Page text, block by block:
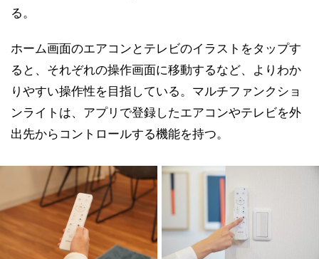
る。
ホーム画面のエアコンとテレビのイラストをタップす
ると、それぞれの操作画面に移動するなど、よりわか
りやすい操作性を目指している。マルチファンクショ
ンライトは、アプリで登録したエアコンやテレビを外
出先からコントロールする機能を持つ。